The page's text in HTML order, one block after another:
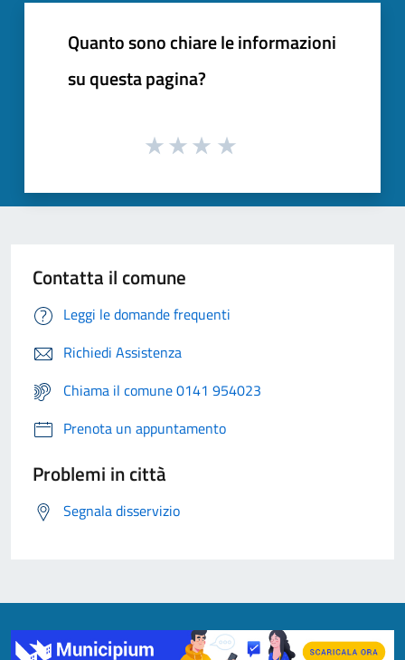
Quanto sono chiare le informazioni
su questa pagina?
Contatta il comune
Leggi le domande frequenti
Richiedi Assistenza
Chiama il comune 0141 954023
Prenota un appuntamento
Problemi in città
Segnala disservizio